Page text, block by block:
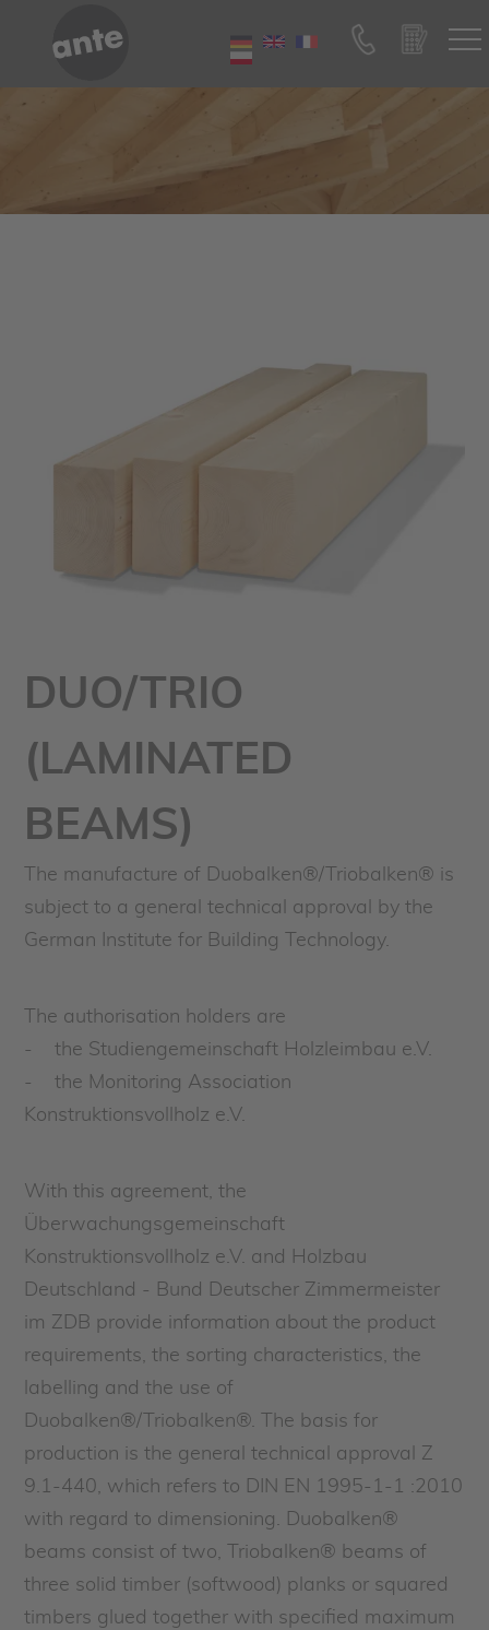
DUO/TRIO
(LAMINATED
BEAMS)
The manufacture of Duobalken®/Triobalken® is
subject to a general technical approval by the
German Institute for Building Technology.
The authorisation holders are
- the Studiengemeinschaft Holzleimbau e.V.
- the Monitoring Association
Konstruktionsvollholz e.V.
With this agreement, the
Überwachungsgemeinschaft
Konstruktionsvollholz e.V. and Holzbau
Deutschland - Bund Deutscher Zimmermeister
im ZDB provide information about the product
requirements, the sorting characteristics, the
labelling and the use of
Duobalken®/Triobalken®. The basis for
production is the general technical approval Z
9.1-440, which refers to DIN EN 1995-1-1 :2010
with regard to dimensioning. Duobalken®
beams consist of two, Triobalken® beams of
three solid timber (softwood) planks or squared
timbers glued together with specified maximum